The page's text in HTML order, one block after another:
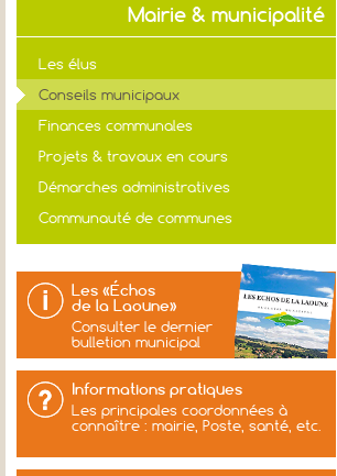
Mairie & municipalité
Les élus
Conseils municipaux
Finances communales
Projets & travaux en cours
Démarches administratives
Communauté de communes
Les «Échos
de la Laoune»
Consulter le dernier
bulletion municipal
Informations pratiques
Les principales coordonnées à
connaître : mairie, Poste, santé, etc.